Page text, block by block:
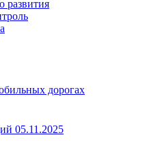
развития
дорогах
05.11.2025